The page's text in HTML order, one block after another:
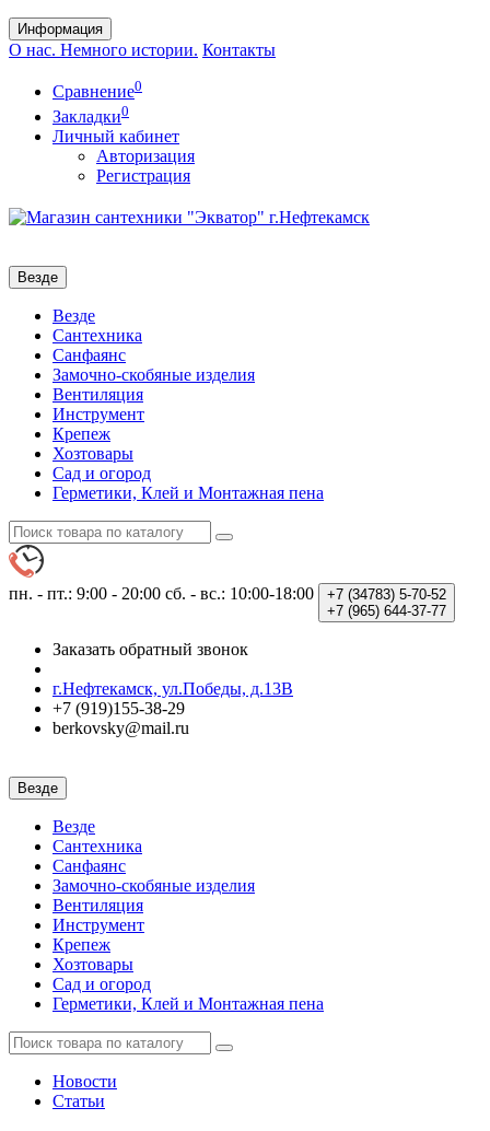
Информация
О нас. Немного истории. Контакты
Сравнение0
Закладки0
Личный кабинет
Авторизация
Регистрация
Везде
Везде
Сантехника
Санфаянс
Замочно-скобяные изделия
Вентиляция
Инструмент
Крепеж
Хозтовары
Сад и огород
Герметики, Клей и Монтажная пена
пн. - пт.: 9:00 - 20:00 сб. - вс.: 10:00-18:00 +7 (34783) 5-70-52
+7 (965) 644-37-77
Заказать обратный звонок
г.Нефтекамск, ул.Победы, д.13В
+7 (919)155-38-29
berkovsky@mail.ru
Везде
Везде
Сантехника
Санфаянс
Замочно-скобяные изделия
Вентиляция
Инструмент
Крепеж
Хозтовары
Сад и огород
Герметики, Клей и Монтажная пена
Новости
Статьи